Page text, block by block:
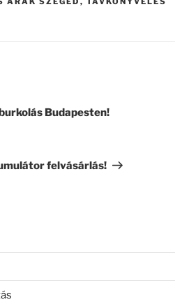
Budapesten!
felvásárlás!